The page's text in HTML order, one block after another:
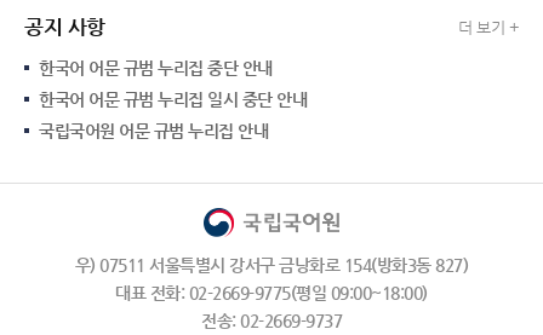
공지 사항 더 보기 +
한국어 어문 규범 누리집 중단 안내
한국어 어문 규범 누리집 일시 중단 안내
국립국어원 어문 규범 누리집 안내
우) 07511 서울특별시 강서구 금낭화로 154(방화3동 827)
대표 전화: 02-2669-9775(평일 09:00~18:00)
전송: 02-2669-9737